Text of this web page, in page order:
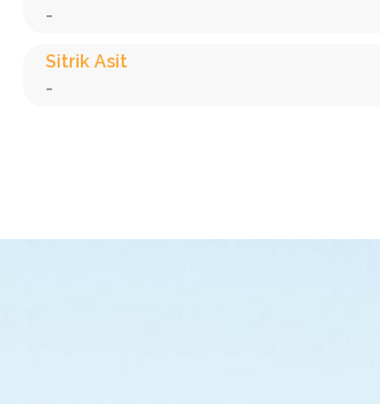
-
Sitrik Asit
-